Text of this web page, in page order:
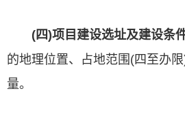
(四)项目建设选址及建设条
的地理位置、占地范围(四至办
量。